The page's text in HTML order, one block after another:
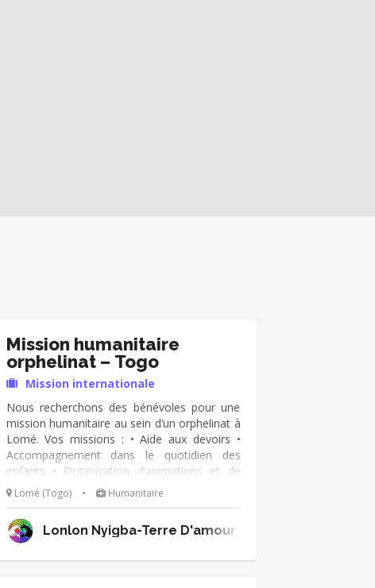
Mission humanitaire
orphelinat – Togo
Mission internationale
Nous recherchons des bénévoles pour une
mission humanitaire au sein d’un orphelinat à
Lomé. Vos missions : • Aide aux devoirs •
Accompagnement dans le quotidien des
enfants • Organisation d’animations et de
jeux • Ateliers créatifs et projections de films
Le matin, vous intervenez à l’orphelinat.
L’après-midi, les activités se poursuivent à la
maison de quartier. Aimer les enfants Être
Lomé (Togo) • Humanitaire
Lonlon Nyigba-Terre D'amour